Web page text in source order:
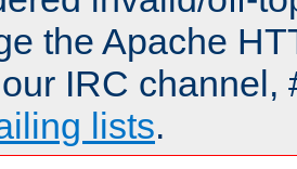
the Apache
IRC channel,
lists.